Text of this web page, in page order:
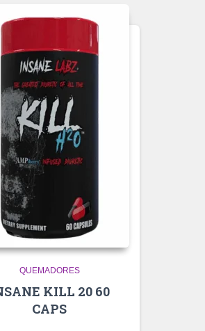
QUEMADORES
KILL 20 60
CAPS